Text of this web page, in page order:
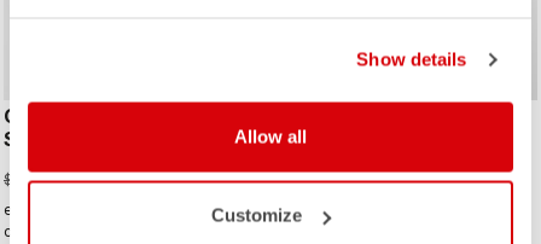
Show details
Allow all
Customize
COMFORT TRAVEL
SHORT
$160.00 $112.00
estos culottes ofrecen la
comodidad necesaria para montar
SHORT
$210.00 $147.00
rendimiento discreto con un aire
relajado.